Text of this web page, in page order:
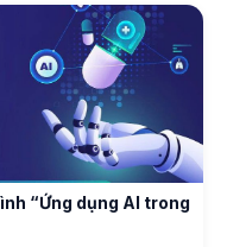
“Ứng dụng AI trong